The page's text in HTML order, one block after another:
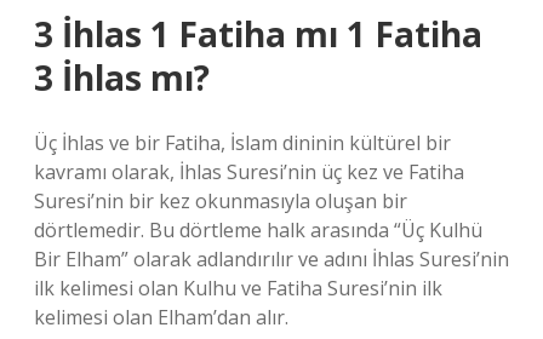
3 İhlas 1 Fatiha mı 1 Fatiha
3 İhlas mı?
Üç İhlas ve bir Fatiha, İslam dininin kültürel bir
kavramı olarak, İhlas Suresi’nin üç kez ve Fatiha
Suresi’nin bir kez okunmasıyla oluşan bir
dörtlemedir. Bu dörtleme halk arasında “Üç Kulhü
Bir Elham” olarak adlandırılır ve adını İhlas Suresi’nin
ilk kelimesi olan Kulhu ve Fatiha Suresi’nin ilk
kelimesi olan Elham’dan alır.